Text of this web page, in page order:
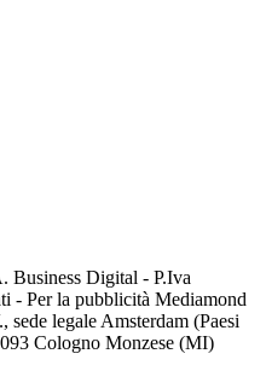
Business Digital - P.Iva
- Per la pubblicità Mediamond
legale Amsterdam (Paesi
Cologno Monzese (MI)